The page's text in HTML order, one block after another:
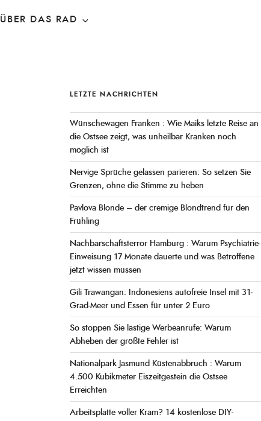
ÜBER DAS RAD
LETZTE NACHRICHTEN
Wünschewagen Franken : Wie Maiks letzte Reise an
die Ostsee zeigt, was unheilbar Kranken noch
möglich ist
Nervige Sprüche gelassen parieren: So setzen Sie
Grenzen, ohne die Stimme zu heben
Pavlova Blonde – der cremige Blondtrend für den
Frühling
Nachbarschaftsterror Hamburg : Warum Psychiatrie-
Einweisung 17 Monate dauerte und was Betroffene
jetzt wissen müssen
Gili Trawangan: Indonesiens autofreie Insel mit 31-
Grad-Meer und Essen für unter 2 Euro
So stoppen Sie lästige Werbeanrufe: Warum
Abheben der größte Fehler ist
Nationalpark Jasmund Küstenabbruch : Warum
4.500 Kubikmeter Eiszeitgestein die Ostsee
Erreichten
Arbeitsplatte voller Kram? 14 kostenlose DIY-